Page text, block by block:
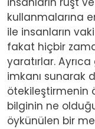
kullanmalarına
ile insanların
fakat hiçbir
yaratırlar.
imkanı sunarak
ötekileştirmenin
bilginin ne
öykünülen bir